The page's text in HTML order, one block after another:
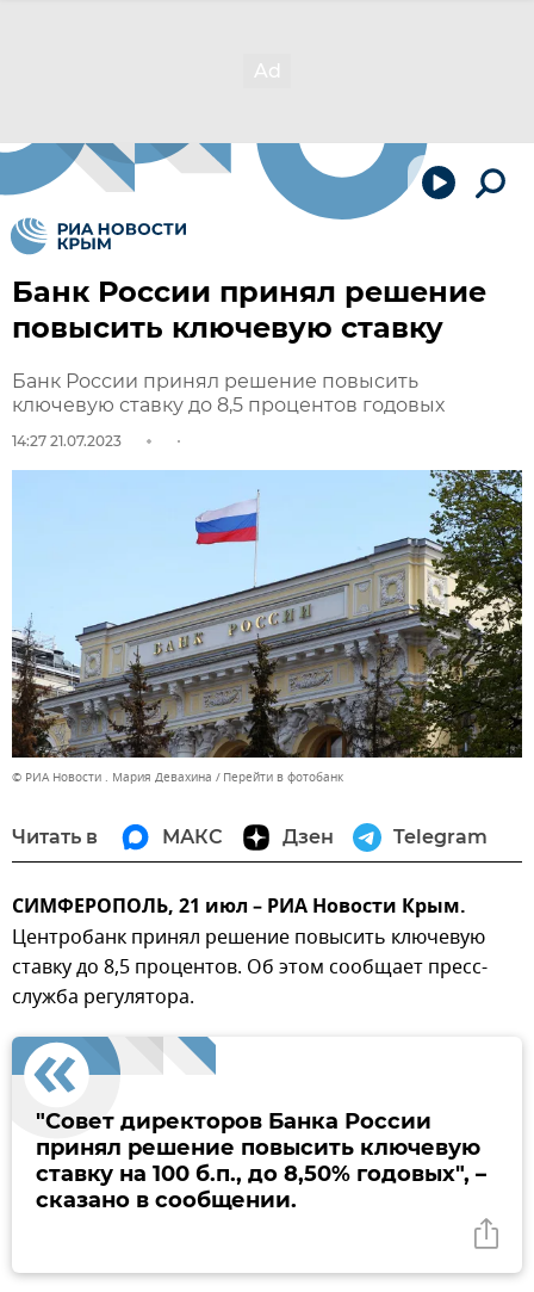
Банк России принял решение
повысить ключевую ставку
Банк России принял решение повысить
ключевую ставку до 8,5 процентов годовых
14:27 21.07.2023
© РИА Новости . Мария Девахина Перейти в фотобанк
Читать в МАКС Дзен Telegram
СИМФЕРОПОЛЬ, 21 июл – РИА Новости Крым.
Центробанк принял решение повысить ключевую
ставку до 8,5 процентов. Об этом сообщает пресс-
служба регулятора.
"Совет директоров Банка России
принял решение повысить ключевую
ставку на 100 б.п., до 8,50% годовых", –
сказано в сообщении.